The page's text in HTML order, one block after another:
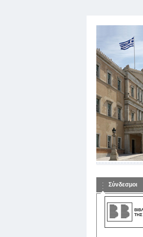
Σύνδεσμοι